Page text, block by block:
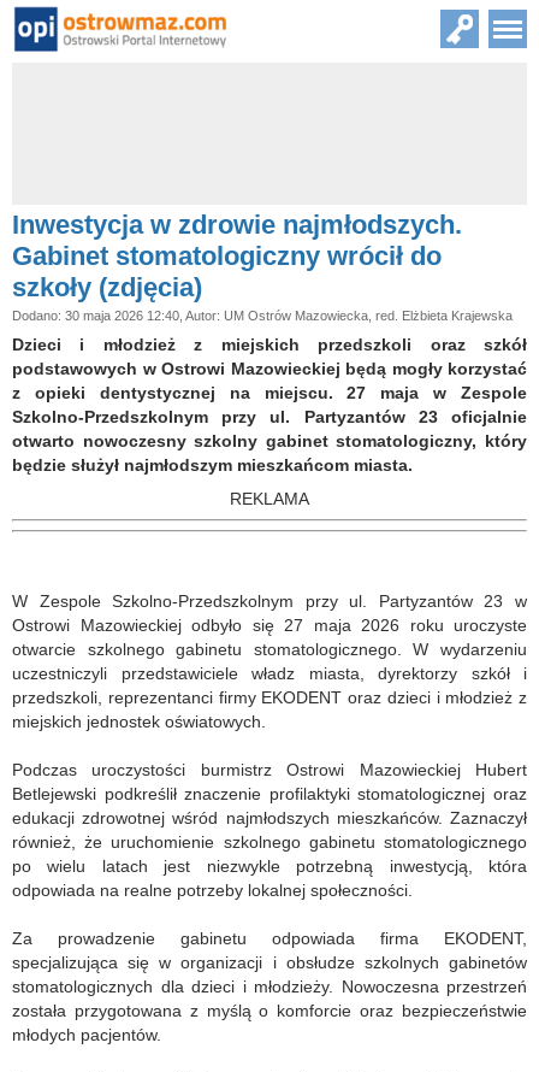
Inwestycja w zdrowie najmłodszych.
Gabinet stomatologiczny wrócił do
szkoły (zdjęcia)
Dodano: 30 maja 2026 12:40, Autor: UM Ostrów Mazowiecka, red. Elżbieta Krajewska
Dzieci i młodzież z miejskich przedszkoli oraz szkół
podstawowych w Ostrowi Mazowieckiej będą mogły korzystać
z opieki dentystycznej na miejscu. 27 maja w Zespole
Szkolno-Przedszkolnym przy ul. Partyzantów 23 oficjalnie
otwarto nowoczesny szkolny gabinet stomatologiczny, który
będzie służył najmłodszym mieszkańcom miasta.
REKLAMA
W Zespole Szkolno-Przedszkolnym przy ul. Partyzantów 23 w
Ostrowi Mazowieckiej odbyło się 27 maja 2026 roku uroczyste
otwarcie szkolnego gabinetu stomatologicznego. W wydarzeniu
uczestniczyli przedstawiciele władz miasta, dyrektorzy szkół i
przedszkoli, reprezentanci firmy EKODENT oraz dzieci i młodzież z
miejskich jednostek oświatowych.
Podczas uroczystości burmistrz Ostrowi Mazowieckiej Hubert
Betlejewski podkreślił znaczenie profilaktyki stomatologicznej oraz
edukacji zdrowotnej wśród najmłodszych mieszkańców. Zaznaczył
również, że uruchomienie szkolnego gabinetu stomatologicznego
po wielu latach jest niezwykle potrzebną inwestycją, która
odpowiada na realne potrzeby lokalnej społeczności.
Za prowadzenie gabinetu odpowiada firma EKODENT,
specjalizująca się w organizacji i obsłudze szkolnych gabinetów
stomatologicznych dla dzieci i młodzieży. Nowoczesna przestrzeń
została przygotowana z myślą o komforcie oraz bezpieczeństwie
młodych pacjentów.